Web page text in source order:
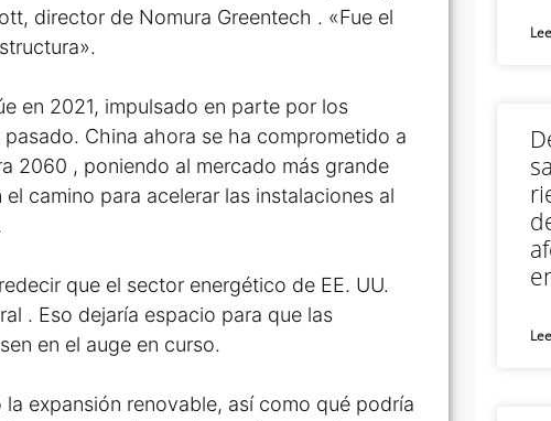
director de Nomura Greentech . «Fue el
en 2021, impulsado en parte por los
China ahora se ha comprometido a
2060 , poniendo al mercado más grande
camino para acelerar las instalaciones al
que el sector energético de EE. UU.
. Eso dejaría espacio para que las
en el auge en curso.
expansión renovable, así como qué podría